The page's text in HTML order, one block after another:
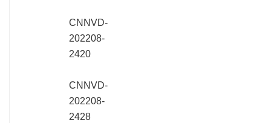
CNNVD-
202208-
2420
CNNVD-
202208-
2428